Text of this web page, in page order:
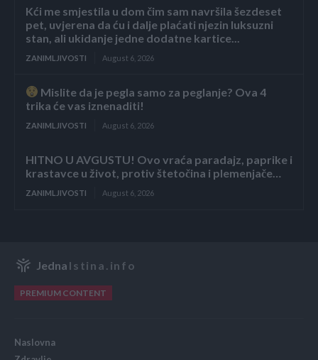
Kći me smjestila u dom čim sam navršila šezdeset
pet, uvjerena da ću i dalje plaćati njezin luksuzni
stan, ali ukidanje jedne dodatne kartice...
ZANIMLJIVOSTI August 6, 2026
Mislite da je pegla samo za peglanje? Ova 4
trika će vas iznenaditi!
ZANIMLJIVOSTI August 6, 2026
HITNO U AVGUSTU! Ovo vraća paradajz, paprike i
krastavce u život, protiv štetočina i plemenjače…
ZANIMLJIVOSTI August 6, 2026
Jedna Istina.info
PREMIUM CONTENT
Naslovna